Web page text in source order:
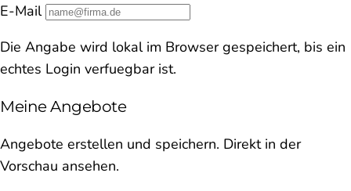
E-Mail
Die Angabe wird lokal im Browser gespeichert, bis ein
echtes Login verfuegbar ist.
Meine Angebote
Angebote erstellen und speichern. Direkt in der
Vorschau ansehen.